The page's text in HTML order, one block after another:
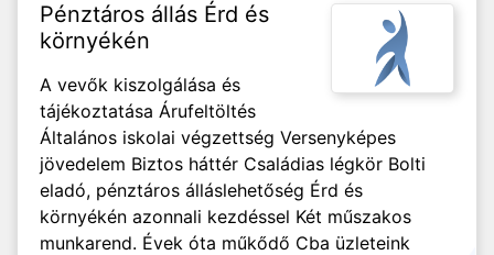
Pénztáros állás Érd és
környékén
A vevők kiszolgálása és
tájékoztatása Árufeltöltés
Általános iskolai végzettség Versenyképes
jövedelem Biztos háttér Családias légkör Bolti
eladó, pénztáros álláslehetőség Érd és
környékén azonnali kezdéssel Két műszakos
munkarend. Évek óta műkődő Cba üzleteink